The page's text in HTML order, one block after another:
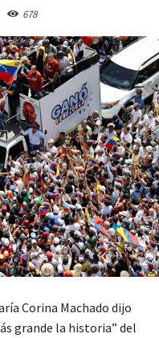
678
Corina Machado dijo
grande la historia” del